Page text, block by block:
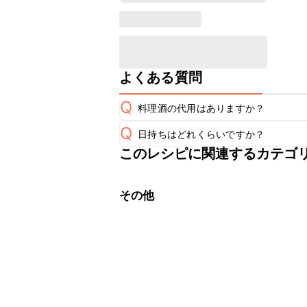
よくある質問
Q 料理酒の代用はありますか？
A
Q 日持ちはどれくらいですか？
保存期間は冷蔵で翌日中が目安です
※日持ちは目安です。
このレシピに関連するカテゴ
その他